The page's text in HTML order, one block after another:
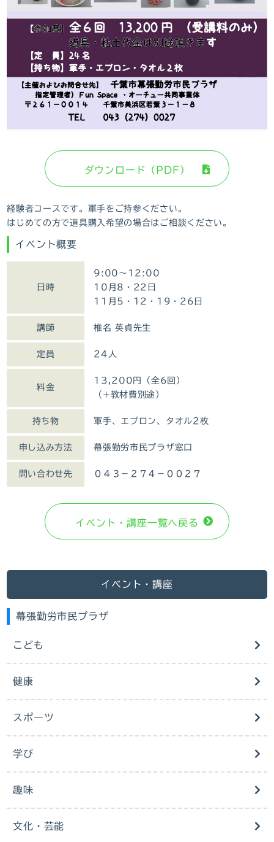
ダウンロード（PDF）
経験者コースです。軍手をご持参ください。
はじめての方で道具購入希望の場合はご相談ください。
イベント概要
日時
9:00～12:00
10月8・22日
11月5・12・19・26日
講師 椎名 英貞先生
定員 24人
料金
13,200円（全6回）
（+教材費別途）
持ち物 軍手、エプロン、タオル2枚
申し込み方法 幕張勤労市民プラザ窓口
問い合わせ先 ０４３－２７４－００２７
イベント・講座⼀覧へ戻る
イベント・講座
幕張勤労市民プラザ
こども
健康
スポーツ
学び
趣味
文化・芸能